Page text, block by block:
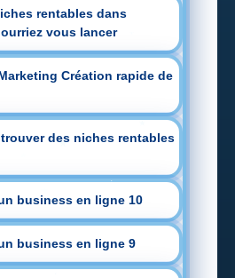
rentables dans
vous lancer
Création rapide de
trouver des niches rentables
business en ligne 10
business en ligne 9